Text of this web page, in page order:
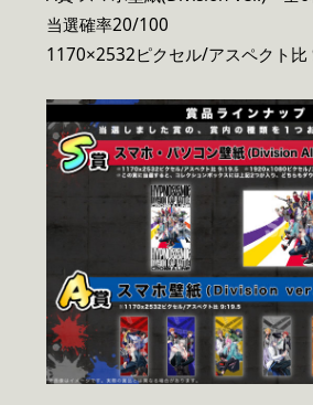
当選確率20/100
1170×2532ピクセル/アスペクト比